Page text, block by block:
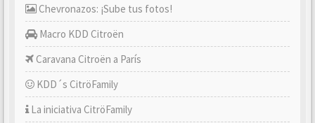
Chevronazos: ¡Sube tus fotos!
Macro KDD Citroën
Caravana Citroën a París
KDD´s CitröFamily
La iniciativa CitröFamily